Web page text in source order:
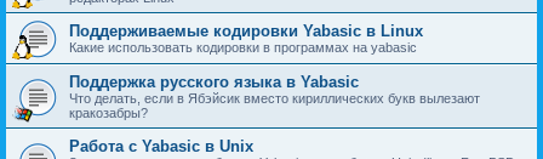
Поддерживаемые кодировки Yabasic в Linux
Какие использовать кодировки в программах на yabasic
Поддержка русского языка в Yabasic
Что делать, если в Ябэйсик вместо кириллических букв вылезают
кракозабры?
Работа с Yabasic в Unix